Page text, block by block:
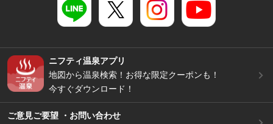
ニフティ温泉アプリ
地図から温泉検索！お得な限定クーポンも！
今すぐダウンロード！
ご意見ご要望 ・お問い合わせ